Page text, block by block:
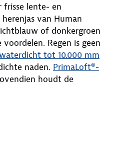
frisse lente- en
van Human
of donkergroen
Regen is geen
waterdicht tot 10.000 mm
naden. PrimaLoft®-
houdt de
hem perfect voor
zoom, capuchon en